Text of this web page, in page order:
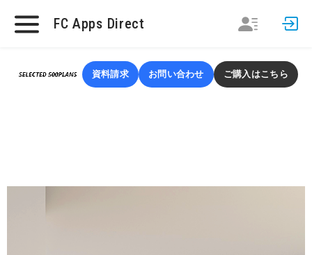
FC Apps Direct
資料請求 お問い合わせ ご購入はこちら